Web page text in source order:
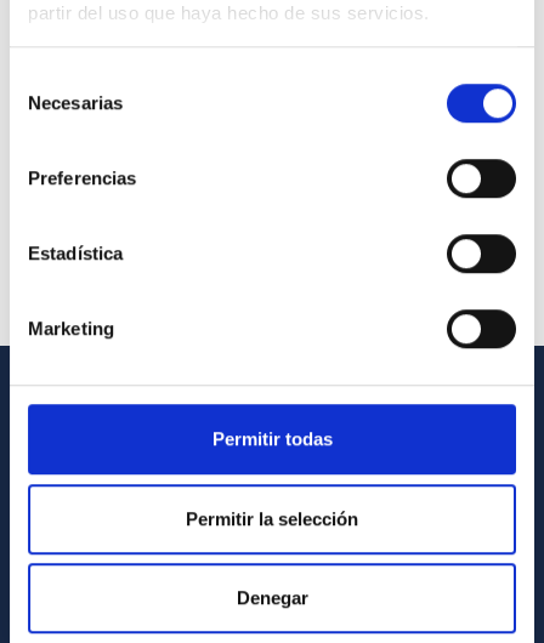
partir del uso que haya hecho de sus servicios.
Necesarias
Preferencias
Estadística
Marketing
Permitir todas
Permitir la selección
Denegar
Contact
How to get to the IAC
List of personnel
General register